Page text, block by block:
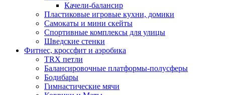
Качели-балансир
Пластиковые игровые кухни, домики
Самокаты и мини скейты
Спортивные комплексы для улицы
Шведские стенки
Фитнес, кроссфит и аэробика
TRX петли
Балансировочные платформы-полусферы
Бодибары
Гимнастические мячи